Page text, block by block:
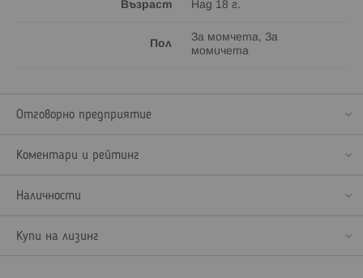
Възраст Над 18 г.
Пол
За момчета, За
момичета
Отговорно предприятие
Коментари и рейтинг
Наличности
Купи на лизинг